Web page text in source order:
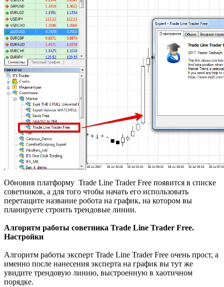
Обновив платформу Trade Line Trader Free появится в списке
советников, а для того чтобы начать его использовать
перетащите название робота на график, на котором вы
планируете строить трендовые линии.
Алгоритм работы советника Trade Line Trader Free.
Настройки
Алгоритм работы эксперт Trade Line Trader Free очень прост, а
именно после нанесения эксперта на график вы тут же
увидите трендовую линию, выстроенную в хаотичном
порядке.